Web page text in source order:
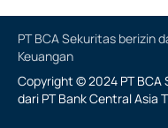
PT BCA Sekuritas berizin
Keuangan
Copyright © 2024 PT BCA
dari PT Bank Central Asia